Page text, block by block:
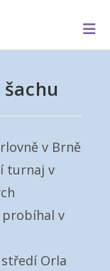
v Brně
turnaj v
v
Orla